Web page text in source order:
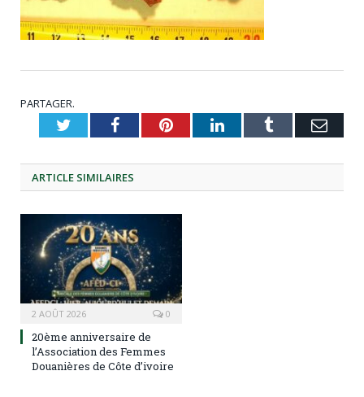
PARTAGER.
TwitterFacebookPinterestLinkedInTumblr
ARTICLE SIMILAIRES
2 AOÛT 2026 0
20ème anniversaire de
l’Association des Femmes
Douanières de Côte d’ivoire